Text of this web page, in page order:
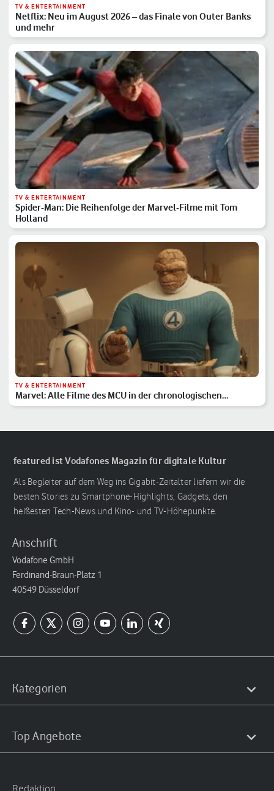
TV & ENTERTAINMENT
Netflix: Neu im August 2026 – das Finale von Outer Banks
und mehr
TV & ENTERTAINMENT
Spider-Man: Die Reihenfolge der Marvel-Filme mit Tom
Holland
TV & ENTERTAINMENT
Marvel: Alle Filme des MCU in der chronologischen
Reihenfolge
featured ist Vodafones Magazin für digitale Kultur
Als Begleiter auf dem Weg ins Gigabit-Zeitalter liefern wir die
besten Stories zu Smartphone-Highlights, Gadgets, den
heißesten Tech-News und Kino- und TV-Höhepunkte.
Anschrift
Vodafone GmbH
Ferdinand-Braun-Platz 1
40549 Düsseldorf
Kategorien
Top Angebote